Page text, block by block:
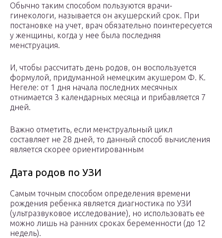
Обычно таким способом пользуются врачи-
гинекологи, называется он акушерский срок. При
постановке на учет, врач обязательно поинтересуется
у женщины, когда у нее была последняя
менструация.
И, чтобы рассчитать день родов, он воспользуется
формулой, придуманной немецким акушером Ф. К.
Негеле: от 1 дня начала последних месячных
отнимается 3 календарных месяца и прибавляется 7
дней.
Важно отметить, если менструальный цикл
составляет не 28 дней, то данный способ вычисления
является скорее ориентированным
Дата родов по УЗИ
Самым точным способом определения времени
рождения ребенка является диагностика по УЗИ
(ультразвуковое исследование), но использовать ее
можно лишь на ранних сроках беременности (до 12
недель).